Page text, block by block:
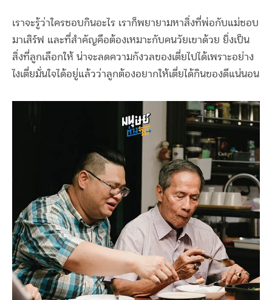
เราจะรู้ว่าใครชอบกินอะไร เราก็พยายามหาสิ่งที่พ่อกับแม่ชอบ
มาเสิร์ฟ และที่สำคัญคือต้องเหมาะกับคนวัยเขาด้วย ยิ่งเป็น
สิ่งที่ลูกเลือกให้ น่าจะลดความกังวลของเตี่ยไปได้เพราะอย่าง
ไงเตี่ยมั่นใจได้อยู่แล้วว่าลูกต้องอยากให้เตี่ยได้กินของดีแน่นอน